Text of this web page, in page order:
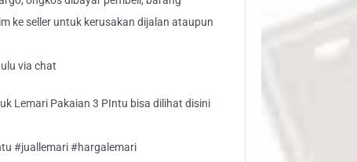
ke seller untuk kerusakan dijalan ataupun
via chat
Lemari Pakaian 3 PIntu bisa dilihat disini
#juallemari #hargalemari